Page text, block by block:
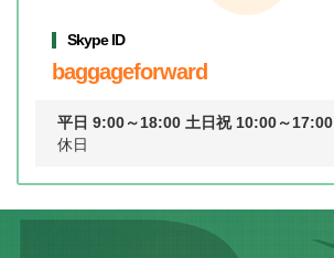
Skype ID
baggageforward
平日 9:00～18:00 土日祝 10:00～17:00
休日